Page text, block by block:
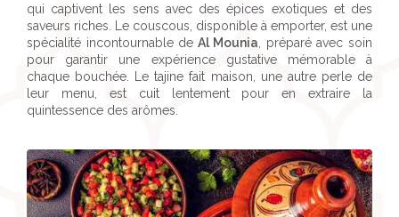
qui captivent les sens avec des épices exotiques et des
saveurs riches. Le couscous, disponible à emporter, est une
spécialité incontournable de Al Mounia , préparé avec soin
pour garantir une expérience gustative mémorable à
chaque bouchée. Le tajine fait maison, une autre perle de
leur menu, est cuit lentement pour en extraire la
quintessence des arômes.